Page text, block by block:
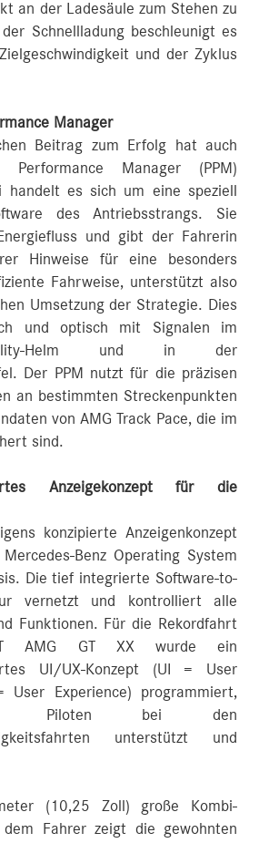
an der Ladesäule zum Stehen zu
Schnellladung beschleunigt es
und der Zyklus
Manager
Beitrag zum Erfolg hat auch
Performance Manager (PPM)
handelt es sich um eine speziell
des Antriebsstrangs. Sie
und gibt der Fahrerin
Hinweise für eine besonders
Fahrweise, unterstützt also
Umsetzung der Strategie. Dies
und optisch mit Signalen im
Reality-Helm und in der
Der PPM nutzt für die präzisen
an bestimmten Streckenpunkten
von AMG Track Pace, die im
sind.
Anzeigekonzept für die
konzipierte Anzeigenkonzept
Operating System
Die tief integrierte Software-to-
vernetzt und kontrolliert alle
Funktionen. Für die Rekordfahrt
AMG GT XX wurde ein
UI/UX-Konzept (UI = User
User Experience) programmiert,
Piloten bei den
unterstützt und
(10,25 Zoll) große Kombi-
dem Fahrer zeigt die gewohnten